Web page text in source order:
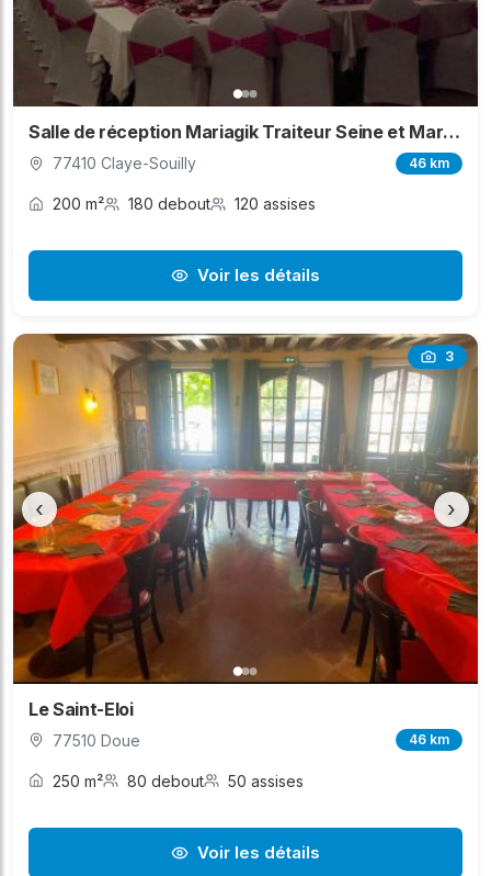
Salle de réception Mariagik Traiteur Seine et Marne
77410 Claye-Souilly 46 km
200 m² 180 debout 120 assises
Voir les détails
3
‹ ›
Le Saint-Eloi
77510 Doue 46 km
250 m² 80 debout 50 assises
Voir les détails